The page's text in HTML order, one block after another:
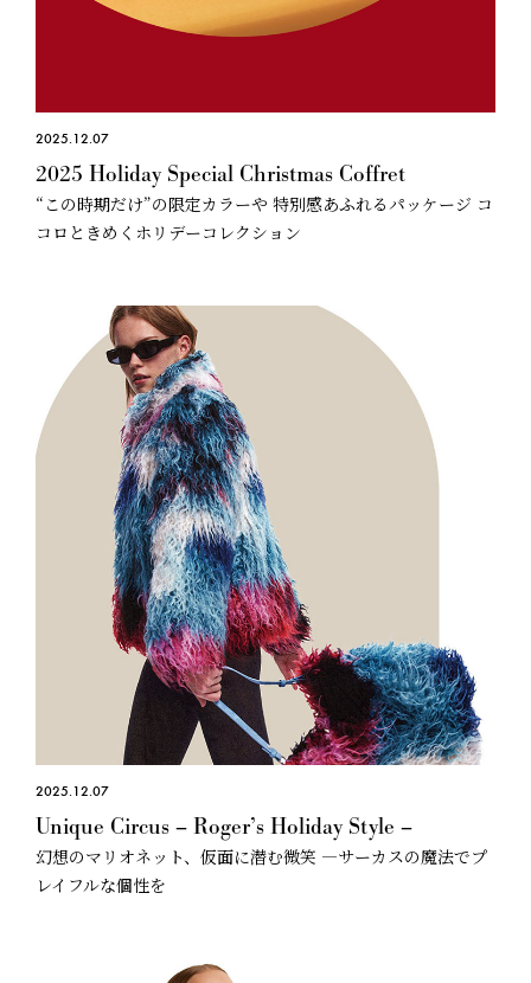
2025.12.07
2025 Holiday Special Christmas Coffret
“この時期だけ”の限定カラーや 特別感あふれるパッケージ コ
コロときめくホリデーコレクション
2025.12.07
Unique Circus – Roger’s Holiday Style –
幻想のマリオネット、仮面に潜む微笑 —サーカスの魔法でプ
レイフルな個性を